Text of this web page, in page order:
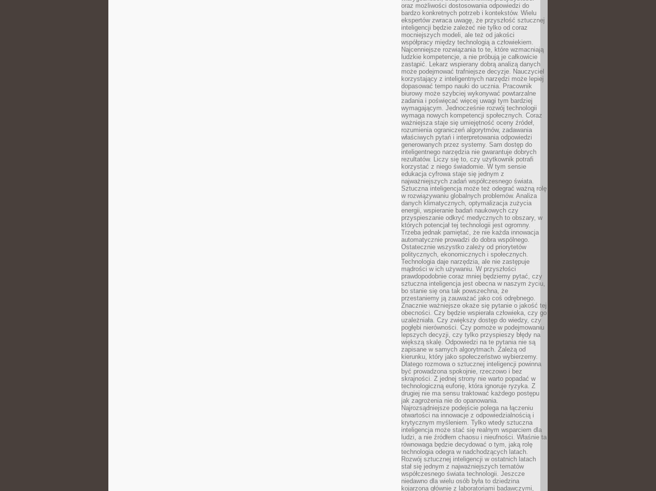
oraz możliwości dostosowania odpowiedzi do
bardzo konkretnych potrzeb i kontekstów. Wielu
ekspertów zwraca uwagę, że przyszłość sztucznej
inteligencji będzie zależeć nie tylko od coraz
mocniejszych modeli, ale też od jakości
współpracy między technologią a człowiekiem.
Najcenniejsze rozwiązania to te, które wzmacniają
ludzkie kompetencje, a nie próbują je całkowicie
zastąpić. Lekarz wspierany dobrą analizą danych
może podejmować trafniejsze decyzje. Nauczyciel
korzystający z inteligentnych narzędzi może lepiej
dopasować tempo nauki do ucznia. Pracownik
biurowy może szybciej wykonywać powtarzalne
zadania i poświęcać więcej uwagi tym bardziej
wymagającym. Jednocześnie rozwój technologii
wymaga nowych kompetencji społecznych. Coraz
ważniejsza staje się umiejętność oceny źródeł,
rozumienia ograniczeń algorytmów, zadawania
właściwych pytań i interpretowania odpowiedzi
generowanych przez systemy. Sam dostęp do
inteligentnego narzędzia nie gwarantuje dobrych
rezultatów. Liczy się to, czy użytkownik potrafi
korzystać z niego świadomie. W tym sensie
edukacja cyfrowa staje się jednym z
najważniejszych zadań współczesnego świata.
Sztuczna inteligencja może też odegrać ważną rolę
w rozwiązywaniu globalnych problemów. Analiza
danych klimatycznych, optymalizacja zużycia
energii, wspieranie badań naukowych czy
przyspieszanie odkryć medycznych to obszary, w
których potencjał tej technologii jest ogromny.
Trzeba jednak pamiętać, że nie każda innowacja
automatycznie prowadzi do dobra wspólnego.
Ostatecznie wszystko zależy od priorytetów
politycznych, ekonomicznych i społecznych.
Technologia daje narzędzia, ale nie zastępuje
mądrości w ich używaniu. W przyszłości
prawdopodobnie coraz mniej będziemy pytać, czy
sztuczna inteligencja jest obecna w naszym życiu,
bo stanie się ona tak powszechna, że
przestaniemy ją zauważać jako coś odrębnego.
Znacznie ważniejsze okaże się pytanie o jakość tej
obecności. Czy będzie wspierała człowieka, czy go
uzależniała. Czy zwiększy dostęp do wiedzy, czy
pogłębi nierówności. Czy pomoże w podejmowaniu
lepszych decyzji, czy tylko przyspieszy błędy na
większą skalę. Odpowiedzi na te pytania nie są
zapisane w samych algorytmach. Zależą od
kierunku, który jako społeczeństwo wybierzemy.
Dlatego rozmowa o sztucznej inteligencji powinna
być prowadzona spokojnie, rzeczowo i bez
skrajności. Z jednej strony nie warto popadać w
technologiczną euforię, która ignoruje ryzyka. Z
drugiej nie ma sensu traktować każdego postępu
jak zagrożenia nie do opanowania.
Najrozsądniejsze podejście polega na łączeniu
otwartości na innowacje z odpowiedzialnością i
krytycznym myśleniem. Tylko wtedy sztuczna
inteligencja może stać się realnym wsparciem dla
ludzi, a nie źródłem chaosu i nieufności. Właśnie ta
równowaga będzie decydować o tym, jaką rolę
technologia odegra w nadchodzących latach.
Rozwój sztucznej inteligencji w ostatnich latach
stał się jednym z najważniejszych tematów
współczesnego świata technologii. Jeszcze
niedawno dla wielu osób była to dziedzina
kojarzona głównie z laboratoriami badawczymi,